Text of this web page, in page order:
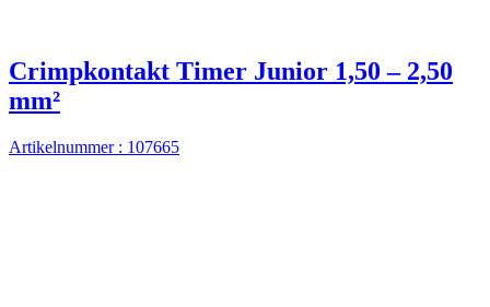
Crimpkontakt Timer Junior 1,50 – 2,50
mm²
Artikelnummer : 107665